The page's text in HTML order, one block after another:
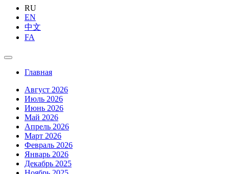
RU
EN
中文
FA
Главная
Август 2026
Июль 2026
Июнь 2026
Май 2026
Апрель 2026
Март 2026
Февраль 2026
Январь 2026
Декабрь 2025